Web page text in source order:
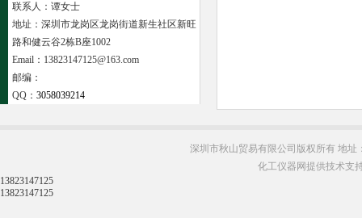
联系人：谭女士
地址：深圳市龙岗区龙岗街道新生社区新旺
路和健云谷2栋B座1002
Email：13823147125@163.com
邮编：
QQ： 3058039214
深圳市秋山贸易有限公司版权所有 地址
化工仪器网提供技术支
13823147125
13823147125